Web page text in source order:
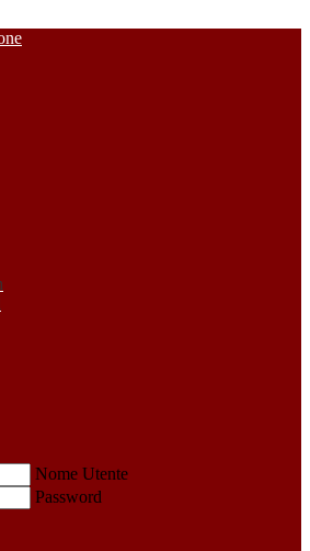
Nome Utente
Password